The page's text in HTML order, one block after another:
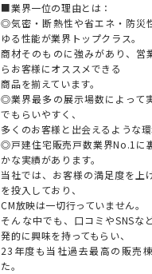
■業界一位の理由とは：
◎気密・断熱性や省エネ・防災
ゆる性能が業界トップクラス。
商材そのものに強みがあり、営
らお客様にオススメできる
商品を揃えています。
◎業界最多の展示場数によって
でもらいやすく、
多くのお客様と出会えるような環
◎戸建住宅販売戸数業界No.1に
かな実績があります。
当社では、お客様の満足度を上
を投入しており、
CM放映は一切行っていません。
そんな中でも、口コミやSNSな
発的に興味を持ってもらい、
23年度も当社過去最高の販売
た。